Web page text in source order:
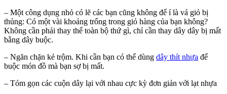
– Một công dụng nhỏ có lẽ các bạn cũng không để í là vá giỏ bị
thủng: Có một vài khoảng trống trong giỏ hàng của bạn không?
Không cần phải thay thế toàn bộ thứ gì, chỉ cần thay dây dây bị mất
bằng dây buộc.
– Ngăn chặn kẻ trộm. Khi cần bạn có thể dùng dây thít nhựa để
buộc món đồ mà bạn sợ bị mất.
– Tóm gọn các cuộn dây lại với nhau cực kỳ đơn giản với lạt nhựa